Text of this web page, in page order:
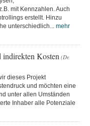
mit Kennzahlen. Auch
erstellt. Hinzu
unterschiedlich... mehr
indirekten Kosten (Dr.
dieses Projekt
und möchten eine
unter allen Umständen
Inhaber alle Potenziale